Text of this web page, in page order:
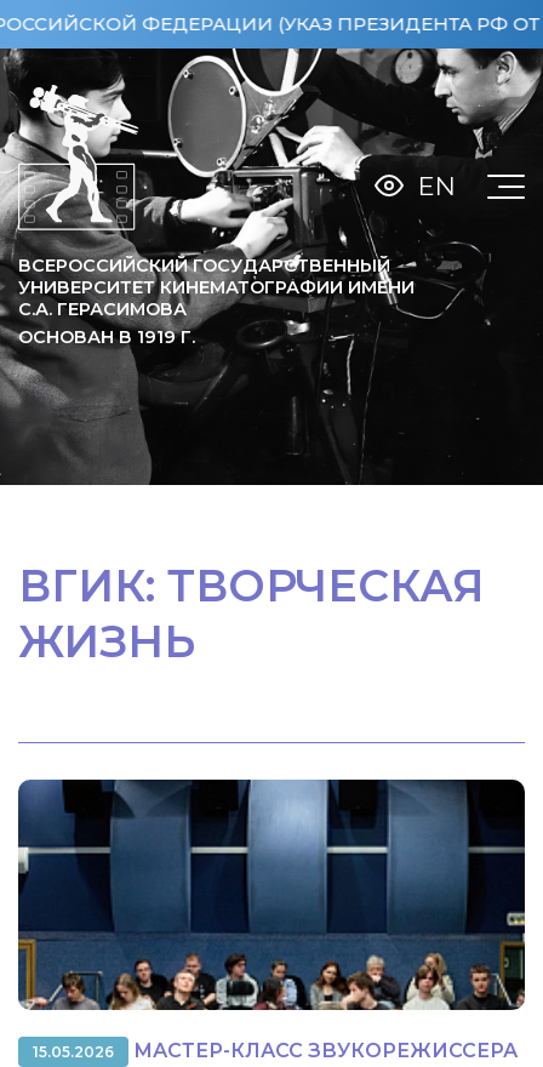
(УКАЗ ПРЕЗИДЕНТА РФ ОТ 15.04.2013
ВСЕРОССИЙСКИЙ ГОСУДАРСТВЕННЫЙ
УНИВЕРСИТЕТ КИНЕМАТОГРАФИИ ИМЕНИ
С.А. ГЕРАСИМОВА
ОСНОВАН В 1919Г.
EN
ВГИК: ТВОРЧЕСКАЯ
ЖИЗНЬ
15.05.2026
МАСТЕР-КЛАСС ЗВУКОРЕЖИССЕРА